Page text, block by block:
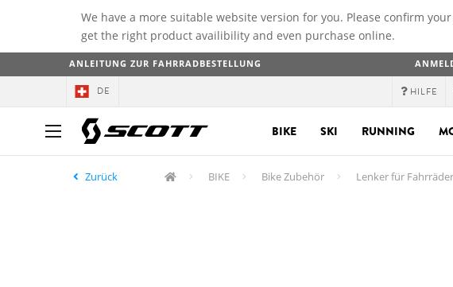
We have a more suitable website version for you. Please confirm
get the right product availibility and even purchase online.
ANLEITUNG ZUR FAHRRADBESTELLUNG
DE HILFE
BIKE SKI RUNNING
Zurück BIKE Bike Zubehör Lenker für Fahrräder